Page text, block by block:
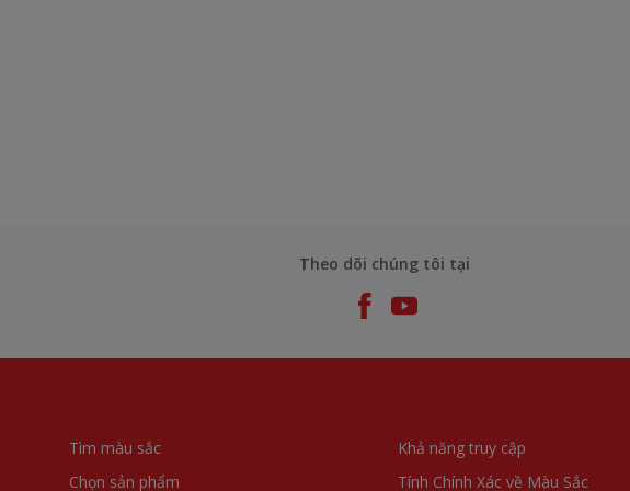
Theo dõi chúng tôi tại
Tìm màu sắc
Chọn sản phẩm
Khả năng truy cập
Tính Chính Xác về Màu Sắc